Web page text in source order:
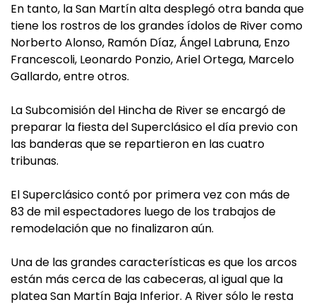
En tanto, la San Martín alta desplegó otra banda que
tiene los rostros de los grandes ídolos de River como
Norberto Alonso, Ramón Díaz, Ángel Labruna, Enzo
Francescoli, Leonardo Ponzio, Ariel Ortega, Marcelo
Gallardo, entre otros.
La Subcomisión del Hincha de River se encargó de
preparar la fiesta del Superclásico el día previo con
las banderas que se repartieron en las cuatro
tribunas.
El Superclásico contó por primera vez con más de
83 de mil espectadores luego de los trabajos de
remodelación que no finalizaron aún.
Una de las grandes características es que los arcos
están más cerca de las cabeceras, al igual que la
platea San Martín Baja Inferior. A River sólo le resta